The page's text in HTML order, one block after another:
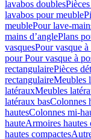
lavabos doubles
lavabos pour meuble
meublePour lave-
mains d’anglePlans
vasquesPour vasque
pour Pour vasque à
rectangulairePièces
rectangulaireMeubles
latérauxMeubles
latéraux basColonnes
hautesColonnes mi-
hauteArmoires hautes
hautes compactes